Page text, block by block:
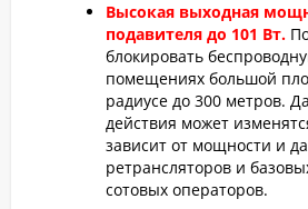
Высокая выходная
подавителя до 101 Вт.
блокировать
помещениях большой
радиусе до 300 метров.
действия может
зависит от мощности и
ретрансляторов и
сотовых операторов.